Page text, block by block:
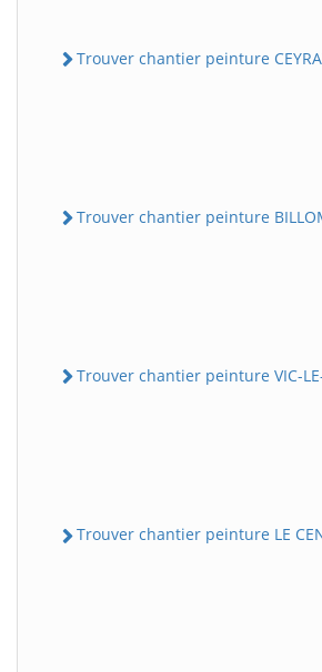
Trouver chantier peinture
Trouver chantier peinture
Trouver chantier peinture VIC-
Trouver chantier peinture LE